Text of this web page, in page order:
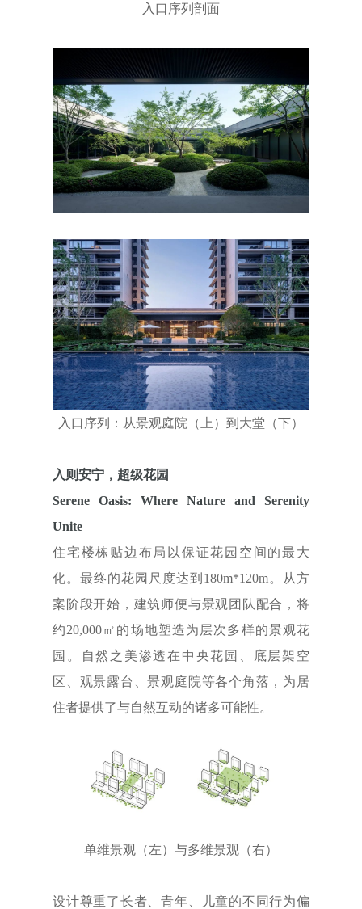
入口序列剖面
入口序列：从景观庭院（上）到大堂（下）
入则安宁，超级花园
Serene Oasis: Where Nature and Serenity
Unite
住宅楼栋贴边布局以保证花园空间的最大
化。最终的花园尺度达到180m*120m。从方
案阶段开始，建筑师便与景观团队配合，将
约20,000㎡的场地塑造为层次多样的景观花
园。自然之美渗透在中央花园、底层架空
区、观景露台、景观庭院等各个角落，为居
住者提供了与自然互动的诸多可能性。
单维景观（左）与多维景观（右）
设计尊重了长者、青年、儿童的不同行为偏